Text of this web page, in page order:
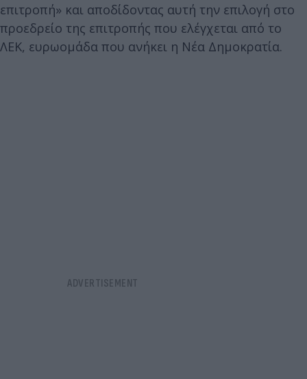
επιτροπή» και αποδίδοντας αυτή την επιλογή στο
προεδρείο της επιτροπής που ελέγχεται από το
ΛΕΚ, ευρωομάδα που ανήκει η Νέα Δημοκρατία.